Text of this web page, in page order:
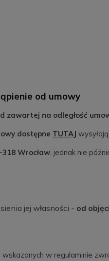
od umowy
zawartej na odległość
dostępne TUTAJ
Wrocław, jednak nie
jej własności - od
w regulaminie